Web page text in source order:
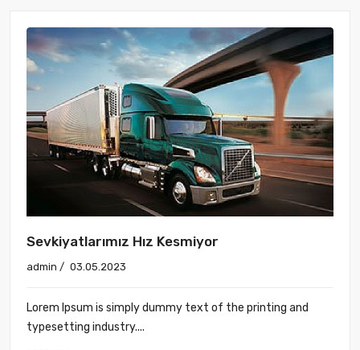
Sevkiyatlarımız Hız Kesmiyor
admin / 03.05.2023
Lorem Ipsum is simply dummy text of the printing and
typesetting industry....